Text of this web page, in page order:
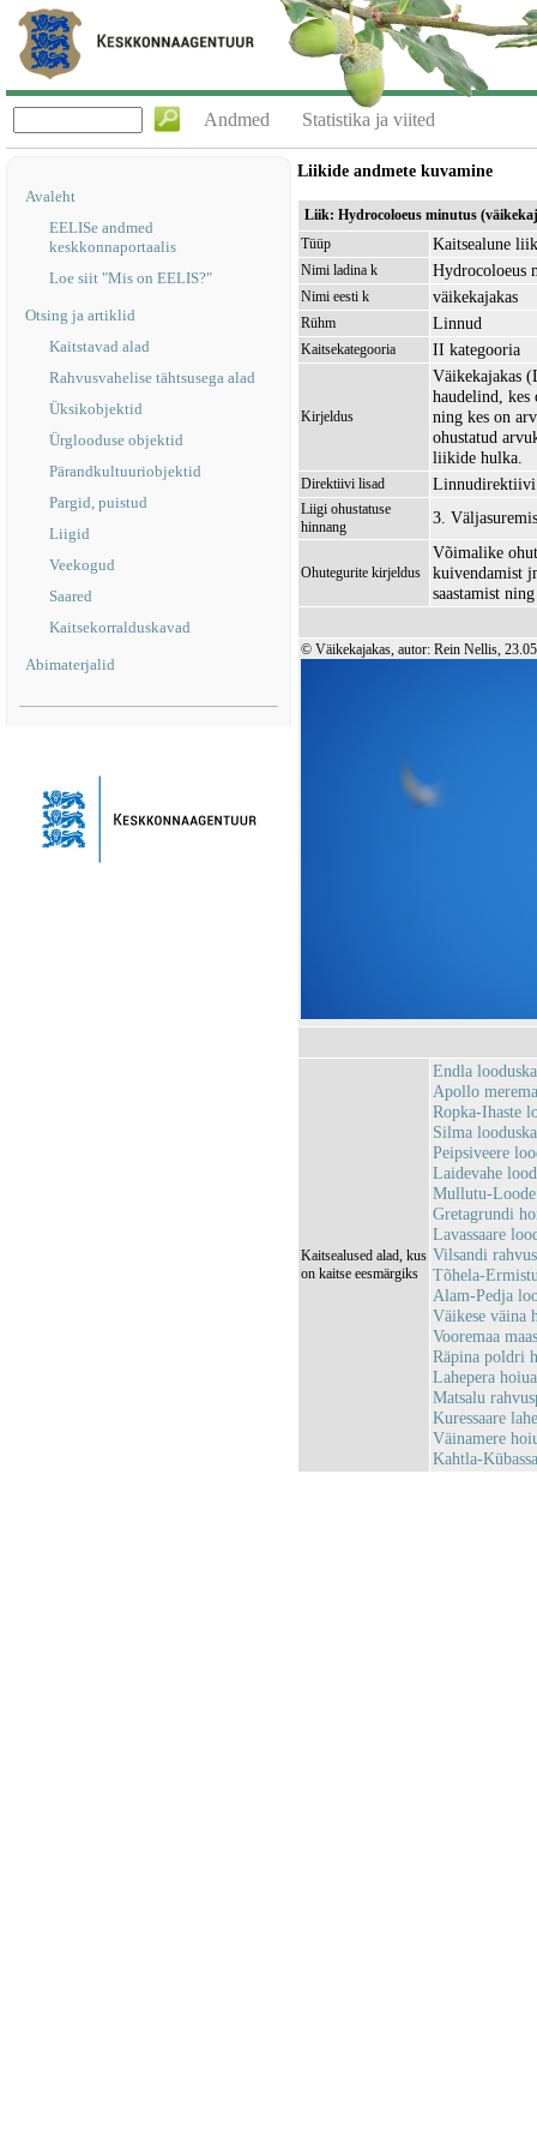
Andmed Statistika ja viited
Avaleht
EELISe andmed
keskkonnaportaalis
Loe siit "Mis on EELIS?"
Otsing ja artiklid
Kaitstavad alad
Rahvusvahelise tähtsusega alad
Üksikobjektid
Ürglooduse objektid
Pärandkultuuriobjektid
Pargid, puistud
Liigid
Veekogud
Saared
Kaitsekorralduskavad
Abimaterjalid
Liikide andmete kuvamine
Liik: Hydrocoloeus minutus
Tüüp
Kaitsealune liik
Nimi ladina k Hydrocoloeus
Nimi eesti k väikekajakas
Rühm Linnud
Kaitsekategooria II kategooria
Kirjeldus
Väikekajakas
haudelind, kes
ning kes on
ohustatud
liikide hulka.
Direktiivi lisad
Liigi ohustatuse
hinnang
3.
Ohutegurite kirjeldus
Võimalike
kuivendamist
saastamist
© Väikekajakas, autor: Rein Nellis,
Kaitsealused alad, kus
on kaitse eesmärgiks
Endla
Apollo
Ropka-Ihaste
Silma
Peipsiveere
Laidevahe
Mullutu-
Gretagrundi
Lavassaare
Vilsandi
Tõhela-
Alam-Pedja
Väikese väina
Vooremaa
Räpina poldri
Lahepera
Matsalu
Kuressaare
Väinamere
Kahtla-